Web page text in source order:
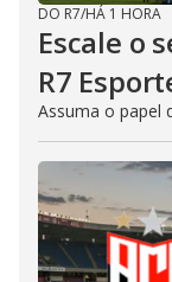
DO R7/HÁ 1 HORA
Escale o
R7
Assuma o papel